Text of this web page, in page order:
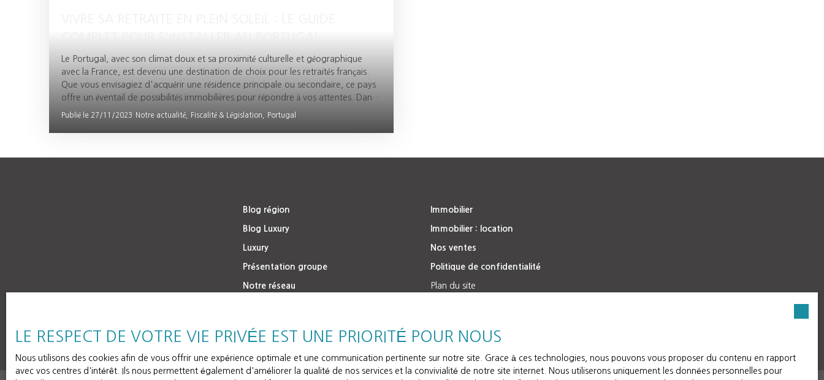
Le Portugal, avec son climat doux et sa proximité culturelle et géographique
avec la France, est devenu une destination de choix pour les retraités français.
Que vous envisagiez d'acquérir une résidence principale ou secondaire, ce pays
offre un éventail de possibilités immobilières pour répondre à vos attentes. Dans
cet article, nous vous guidons à travers les étapes essentielles pour préparer et
Publié le 27/11/2023 Notre actualité, Fiscalité & Législation, Portugal
Blog région
Blog Luxury
Luxury
Présentation groupe
Notre réseau
Immobilier
Immobilier : location
Nos ventes
Politique de confidentialité
Plan du site
LE RESPECT DE VOTRE VIE PRIVÉE EST UNE PRIORITÉ POUR NOUS
Nous utilisons des cookies afin de vous offrir une expérience optimale et une communication pertinente sur notre site. Grace à ces technologies, nous pouvons vous proposer du contenu en rapport
avec vos centres d'intérêt. Ils nous permettent également d'améliorer la qualité de nos services et la convivialité de notre site internet. Nous utiliserons uniquement les données personnelles pour